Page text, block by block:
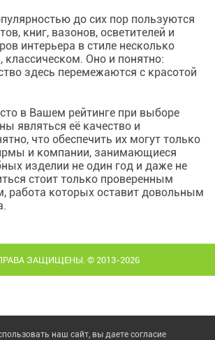
до сих пор пользуются
книг, вазонов, осветителей и
интерьера в стиле несколько
классическом. Оно и понятно:
здесь перемежаются с красотой
в Вашем рейтинге при выборе
являться её качество и
что обеспечить их могут только
и компании, занимающиеся
изделии не один год и даже не
стоит только проверенным
работа которых оставит довольным
ЗАЩИЩЕНЫ. © 2013-2026
наш сайт, вы даете согласие